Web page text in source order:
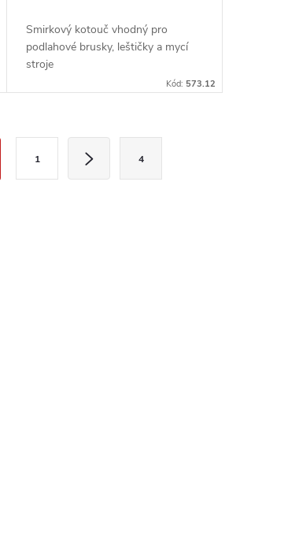
Smirkový kotouč vhodný pro
podlahové brusky, leštičky a mycí
stroje
Kód: 573.12
1 4